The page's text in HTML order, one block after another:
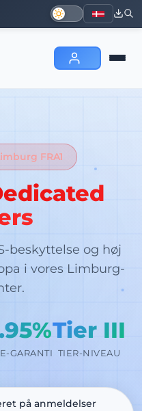
FRA1
beskyttelse og høj
i vores Limburg-
GARANTI
Tier III
TIER-NIVEAU
på anmeldelser